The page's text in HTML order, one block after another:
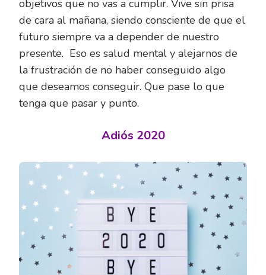
objetivos que no vas a cumplir. Vive sin prisa
de cara al mañana, siendo consciente de que el
futuro siempre va a depender de nuestro
presente. Eso es salud mental y alejarnos de
la frustración de no haber conseguido algo
que deseamos conseguir. Que pase lo que
tenga que pasar y punto.
Adiós 2020